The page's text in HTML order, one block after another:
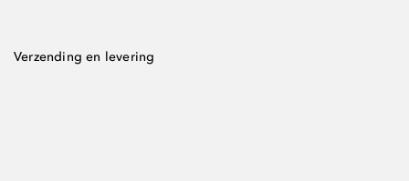
Verzending en levering